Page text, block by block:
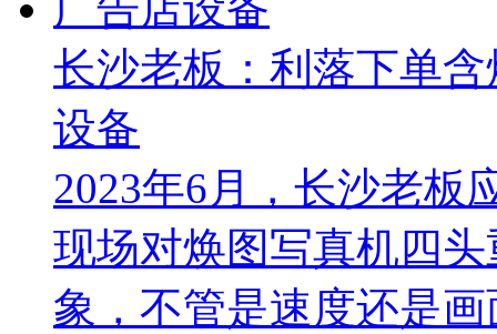
长沙老板：利落下单
设备
2023年6月，长沙老板
现场对焕图写真机四
象，不管是速度还是